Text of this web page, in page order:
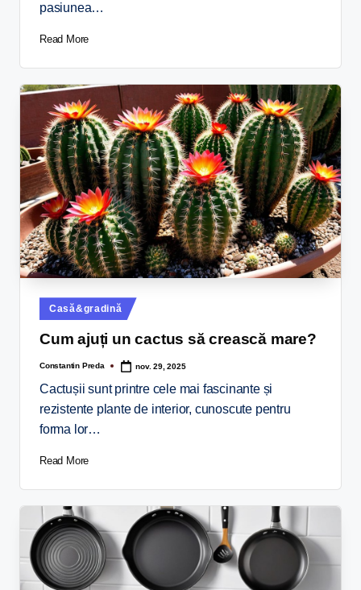
pasiunea…
Read More
Casă&gradină
Cum ajuți un cactus să crească mare?
Constantin Preda nov. 29, 2025
Cactușii sunt printre cele mai fascinante și
rezistente plante de interior, cunoscute pentru
forma lor…
Read More